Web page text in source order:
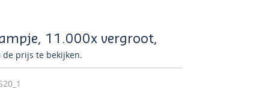
11.000x vergroot,
de prijs te bekijken.